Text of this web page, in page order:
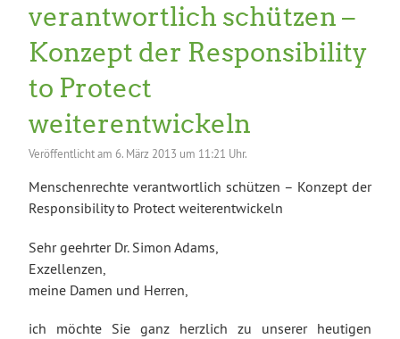
verantwortlich schützen –
Konzept der Responsibility
to Protect
weiterentwickeln
Veröffentlicht am 6. März 2013 um 11:21 Uhr.
Menschenrechte verantwortlich schützen – Konzept der
Responsibility to Protect weiterentwickeln
Sehr geehrter Dr. Simon Adams,
Exzellenzen,
meine Damen und Herren,
ich möchte Sie ganz herzlich zu unserer heutigen